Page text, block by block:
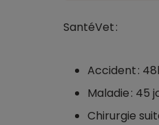
SantéVet :
Accident :
Maladie : 45
Chirurgie